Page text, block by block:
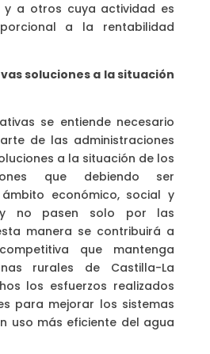
y a otros cuya actividad es
a la rentabilidad
soluciones a la situación
se entiende necesario
de las administraciones
a la situación de los
que debiendo ser
económico, social y
y no pasen solo por las
manera se contribuirá a
que mantenga
rurales de Castilla-La
los esfuerzos realizados
para mejorar los sistemas
uso más eficiente del agua